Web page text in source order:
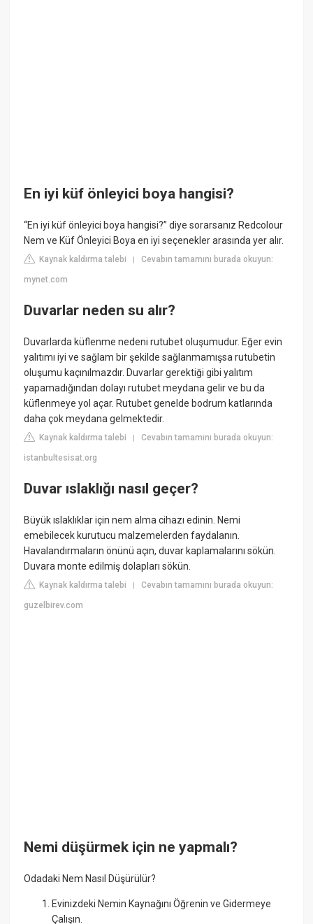
En iyi küf önleyici boya hangisi?
“En iyi küf önleyici boya hangisi?” diye sorarsanız Redcolour
Nem ve Küf Önleyici Boya en iyi seçenekler arasında yer alır.
Kaynak kaldırma talebi |Cevabın tamamını burada okuyun:
mynet.com
Duvarlar neden su alır?
Duvarlarda küflenme nedeni rutubet oluşumudur. Eğer evin
yalıtımı iyi ve sağlam bir şekilde sağlanmamışsa rutubetin
oluşumu kaçınılmazdır. Duvarlar gerektiği gibi yalıtım
yapamadığından dolayı rutubet meydana gelir ve bu da
küflenmeye yol açar. Rutubet genelde bodrum katlarında
daha çok meydana gelmektedir.
Kaynak kaldırma talebi |Cevabın tamamını burada okuyun:
istanbultesisat.org
Duvar ıslaklığı nasıl geçer?
Büyük ıslaklıklar için nem alma cihazı edinin. Nemi
emebilecek kurutucu malzemelerden faydalanın.
Havalandırmaların önünü açın, duvar kaplamalarını sökün.
Duvara monte edilmiş dolapları sökün.
Kaynak kaldırma talebi |Cevabın tamamını burada okuyun:
guzelbirev.com
Nemi düşürmek için ne yapmalı?
Odadaki Nem Nasıl Düşürülür?
Evinizdeki Nemin Kaynağını Öğrenin ve Gidermeye
Çalışın.